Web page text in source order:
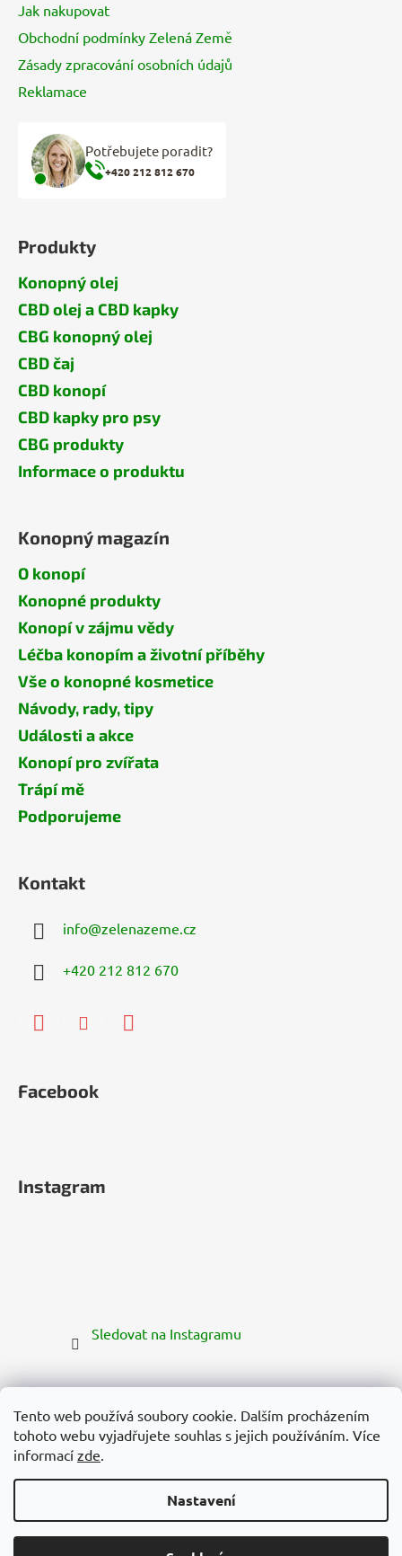
Tento web používá soubory cookie. Dalším procházením
tohoto webu vyjadřujete souhlas s jejich používáním. Více
informací zde.
Nastavení
Jak nakupovat
Obchodní podmínky Zelená Země
Zásady zpracování osobních údajů
Reklamace
Potřebujete poradit?
+420 212 812 670
Produkty
Konopný olej
CBD olej a CBD kapky
CBG konopný olej
CBD čaj
CBD konopí
CBD kapky pro psy
CBG produkty
Informace o produktu
Konopný magazín
O konopí
Konopné produkty
Konopí v zájmu vědy
Léčba konopím a životní příběhy
Vše o konopné kosmetice
Návody, rady, tipy
Události a akce
Konopí pro zvířata
Trápí mě
Podporujeme
Kontakt
info@zelenazeme.cz
+420 212 812 670
Facebook
Instagram
Sledovat na Instagramu
Vytvořil Shoptet Premium
Copyright 2026Zelená Země. Všechna práva vyhrazena.